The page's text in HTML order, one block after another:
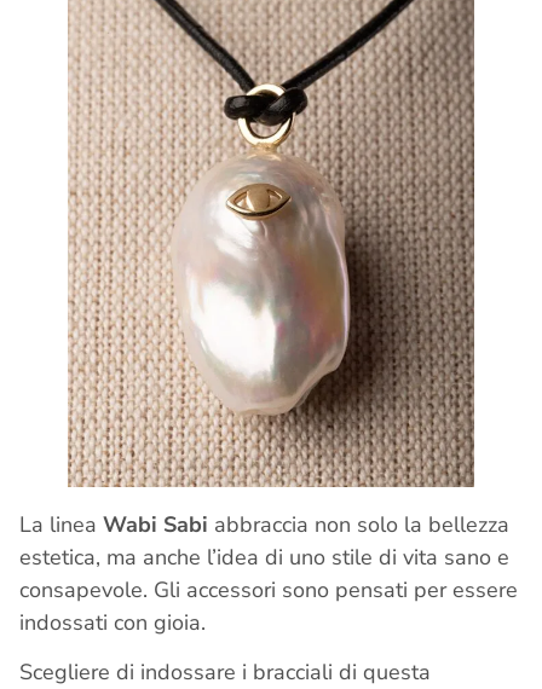
La linea Wabi Sabi abbraccia non solo la bellezza
estetica, ma anche l’idea di uno stile di vita sano e
consapevole. Gli accessori sono pensati per essere
indossati con gioia.
Scegliere di indossare i bracciali di questa